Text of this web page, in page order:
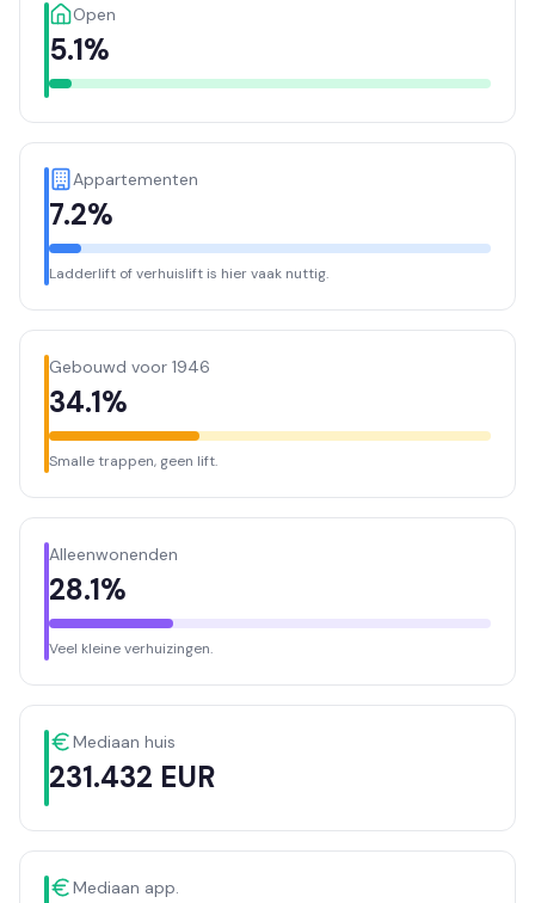
Open
5.1%
Appartementen
7.2%
Ladderlift of verhuislift is hier vaak nuttig.
Gebouwd voor 1946
34.1%
Smalle trappen, geen lift.
Alleenwonenden
28.1%
Veel kleine verhuizingen.
Mediaan huis
231.432 EUR
Mediaan app.